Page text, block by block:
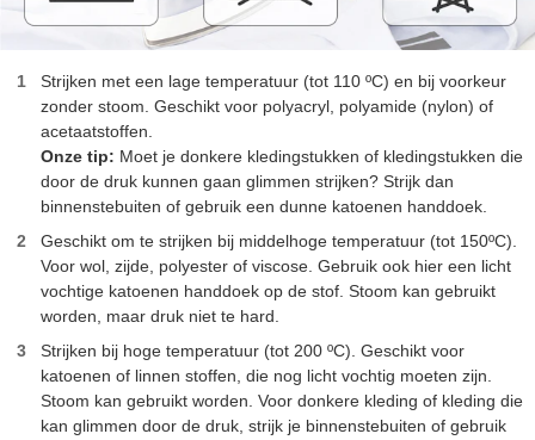
Strijken met een lage temperatuur (tot 110 ºC) en bij voorkeur
zonder stoom. Geschikt voor polyacryl, polyamide (nylon) of
acetaatstoffen.
Onze tip: Moet je donkere kledingstukken of kledingstukken die
door de druk kunnen gaan glimmen strijken? Strijk dan
binnenstebuiten of gebruik een dunne katoenen handdoek.
Geschikt om te strijken bij middelhoge temperatuur (tot 150ºC).
Voor wol, zijde, polyester of viscose. Gebruik ook hier een licht
vochtige katoenen handdoek op de stof. Stoom kan gebruikt
worden, maar druk niet te hard.
Strijken bij hoge temperatuur (tot 200 ºC). Geschikt voor
katoenen of linnen stoffen, die nog licht vochtig moeten zijn.
Stoom kan gebruikt worden. Voor donkere kleding of kleding die
kan glimmen door de druk, strijk je binnenstebuiten of gebruik